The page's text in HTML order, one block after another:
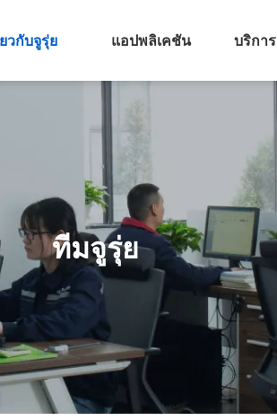
วกับจูรุ่ย แอปพลิเคชัน บริการ
ทีมจูรุ่ย